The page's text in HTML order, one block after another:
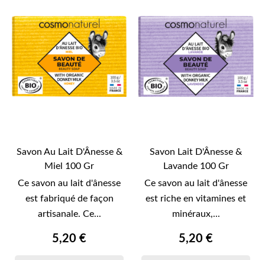
Savon Au Lait D'Ânesse &
Miel 100 Gr
Ce savon au lait d'ânesse
est fabriqué de façon
artisanale. Ce...
5,20 €
Savon Lait D'Ânesse &
Lavande 100 Gr
Ce savon au lait d'ânesse
est riche en vitamines et
minéraux,...
5,20 €